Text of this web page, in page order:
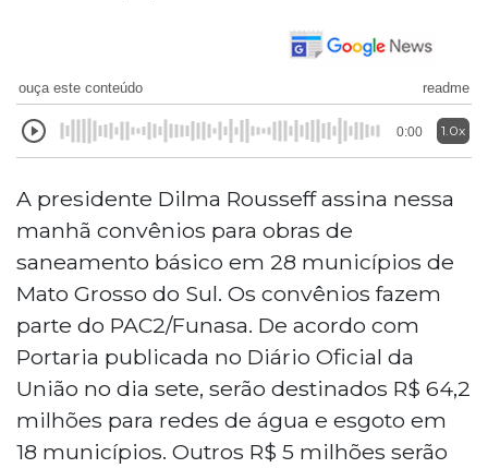
ouça este conteúdo readme
0:00 1.0x
A presidente Dilma Rousseff assina nessa
manhã convênios para obras de
saneamento básico em 28 municípios de
Mato Grosso do Sul. Os convênios fazem
parte do PAC2/Funasa. De acordo com
Portaria publicada no Diário Oficial da
União no dia sete, serão destinados R$ 64,2
milhões para redes de água e esgoto em
18 municípios. Outros R$ 5 milhões serão